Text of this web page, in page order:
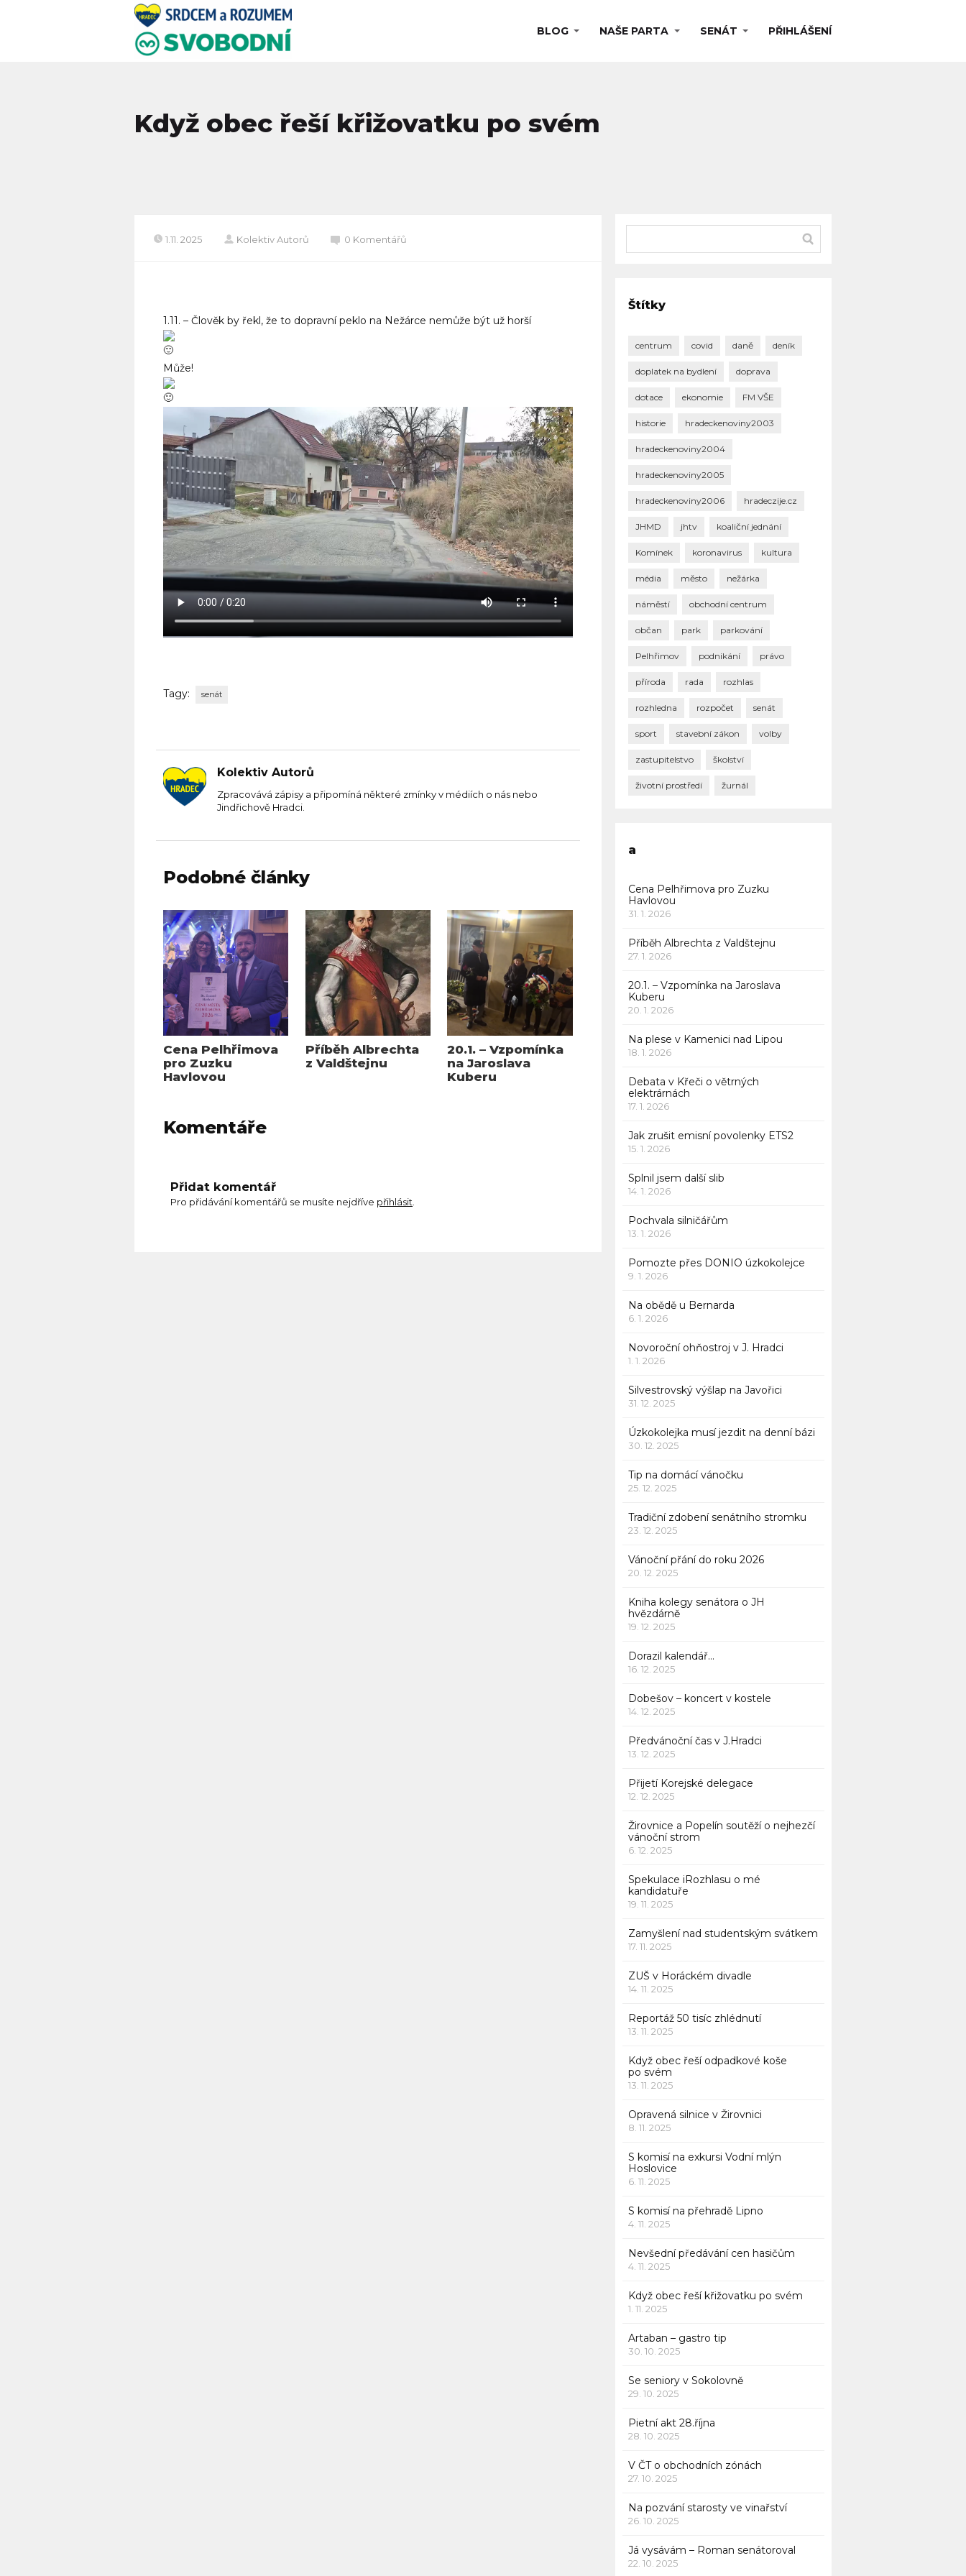
BLOG NAŠE PARTA SENÁT PŘIHLÁŠENÍ
Když obec řeší křižovatku po svém
1.11. 2025 Kolektiv Autorů 0 Komentářů
1.11. – Člověk by řekl, že to dopravní peklo na Nežárce nemůže být už horší
Může!
Tagy: senát
Kolektiv Autorů
Zpracovává zápisy a připomíná některé zmínky v médiích o nás nebo
Jindřichově Hradci.
Podobné články
Cena Pelhřimova
pro Zuzku
Havlovou
Příběh Albrechta
z Valdštejnu
20.1. – Vzpomínka
na Jaroslava
Kuberu
Komentáře
Přidat komentář
Pro přidávání komentářů se musíte nejdříve přihlásit
Štítky
centrum covid daně deník
doplatek na bydlení doprava
dotace ekonomie FM VŠE
historie hradeckenoviny2003
hradeckenoviny2004
hradeckenoviny2005
hradeckenoviny2006 hradeczije.cz
JHMD jhtv koaliční jednání
Komínek koronavirus kultura
média město nežárka
náměstí obchodní centrum
občan park parkování
Pelhřimov podnikání právo
příroda rada rozhlas
rozhledna rozpočet senát
sport stavební zákon volby
zastupitelstvo školství
životní prostředí žurnál
a
Cena Pelhřimova pro Zuzku
Havlovou
31. 1. 2026
Příběh Albrechta z Valdštejnu
27. 1. 2026
20.1. – Vzpomínka na Jaroslava
Kuberu
20. 1. 2026
Na plese v Kamenici nad Lipou
18. 1. 2026
Debata v Křeči o větrných
elektrárnách
17. 1. 2026
Jak zrušit emisní povolenky ETS2
15. 1. 2026
Splnil jsem další slib
14. 1. 2026
Pochvala silničářům
13. 1. 2026
Pomozte přes DONIO úzkokolejce
9. 1. 2026
Na obědě u Bernarda
6. 1. 2026
Novoroční ohňostroj v J. Hradci
1. 1. 2026
Silvestrovský výšlap na Javořici
31. 12. 2025
Úzkokolejka musí jezdit na denní bázi
30. 12. 2025
Tip na domácí vánočku
25. 12. 2025
Tradiční zdobení senátního stromku
23. 12. 2025
Vánoční přání do roku 2026
20. 12. 2025
Kniha kolegy senátora o JH
hvězdárně
19. 12. 2025
Dorazil kalendář…
16. 12. 2025
Dobešov – koncert v kostele
14. 12. 2025
Předvánoční čas v J.Hradci
13. 12. 2025
Přijetí Korejské delegace
12. 12. 2025
Žirovnice a Popelín soutěží o nejhezčí
vánoční strom
6. 12. 2025
Spekulace iRozhlasu o mé
kandidatuře
19. 11. 2025
Zamyšlení nad studentským svátkem
17. 11. 2025
ZUŠ v Horáckém divadle
14. 11. 2025
Reportáž 50 tisíc zhlédnutí
13. 11. 2025
Když obec řeší odpadkové koše
po svém
13. 11. 2025
Opravená silnice v Žirovnici
8. 11. 2025
S komisí na exkursi Vodní mlýn
Hoslovice
6. 11. 2025
S komisí na přehradě Lipno
4. 11. 2025
Nevšední předávání cen hasičům
4. 11. 2025
Když obec řeší křižovatku po svém
1. 11. 2025
Artaban – gastro tip
30. 10. 2025
Se seniory v Sokolovně
29. 10. 2025
Pietní akt 28.října
28. 10. 2025
V ČT o obchodních zónách
27. 10. 2025
Na pozvání starosty ve vinařství
26. 10. 2025
Já vysávám – Roman senátoroval
22. 10. 2025